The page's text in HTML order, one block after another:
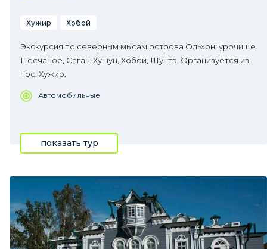
Хужир Хобой
Экскурсия по северным мысам острова Ольхон: урочище
Песчаное, Саган-Хушун, Хобой, Шунтэ. Организуется из
пос. Хужир.
Автомобильные
показать тур